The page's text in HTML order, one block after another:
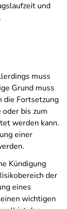
und
muss
Grund muss
die Fortsetzung
bis zum
werden kann.
einer
Kündigung
der
eines
wichtigen